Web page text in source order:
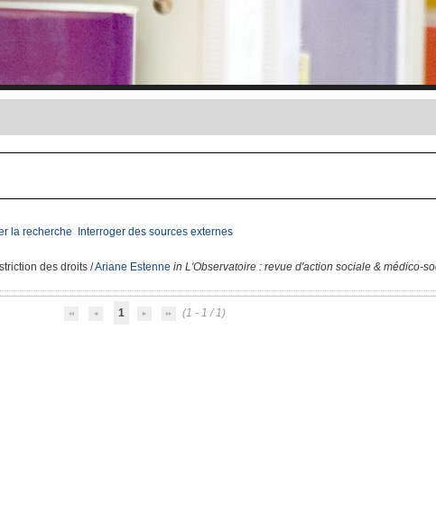
la recherche Interroger des sources externes
des droits/Ariane Estenne in L'Observatoire : revue d'action sociale & médico-
1 (1 - 1 / 1)